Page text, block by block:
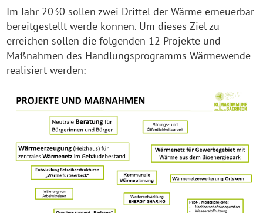
Im Jahr 2030 sollen zwei Drittel der Wärme erneuerbar
bereitgestellt werde können. Um dieses Ziel zu
erreichen sollen die folgenden 12 Projekte und
Maßnahmen des Handlungsprogramms Wärmewende
realisiert werden: